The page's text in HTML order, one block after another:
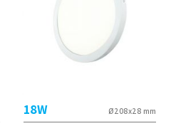
Ø208x28 mm
18W